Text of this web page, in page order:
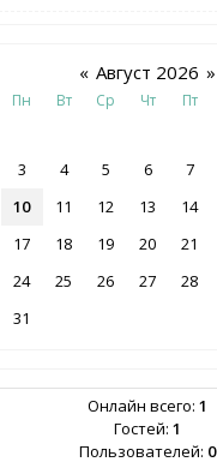
« Август 2026 »
Пн Вт Ср Чт Пт
3
4 5 6 7
10
11 12 13 14
17
18 19 20 21
24
25 26 27 28
31
Онлайн всего: 1
Гостей: 1
Пользователей: 0